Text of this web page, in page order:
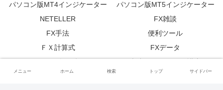
パソコン版MT4インジケーター
パソコン版MT5インジケーター
NETELLER
FX雑談
FX手法
便利ツール
ＦＸ計算式
FXデータ
メニュー ホーム 検索 トップ サイドバー